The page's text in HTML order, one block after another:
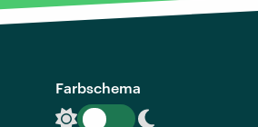
Farbschema